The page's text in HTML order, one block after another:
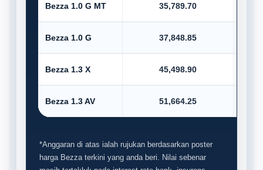
Bezza 1.0 G MT 35,789.70
Bezza 1.0 G 37,848.85
Bezza 1.3 X 45,498.90
Bezza 1.3 AV 51,664.25
*Anggaran di atas ialah rujukan berdasarkan poster
harga Bezza terkini yang anda beri. Nilai sebenar